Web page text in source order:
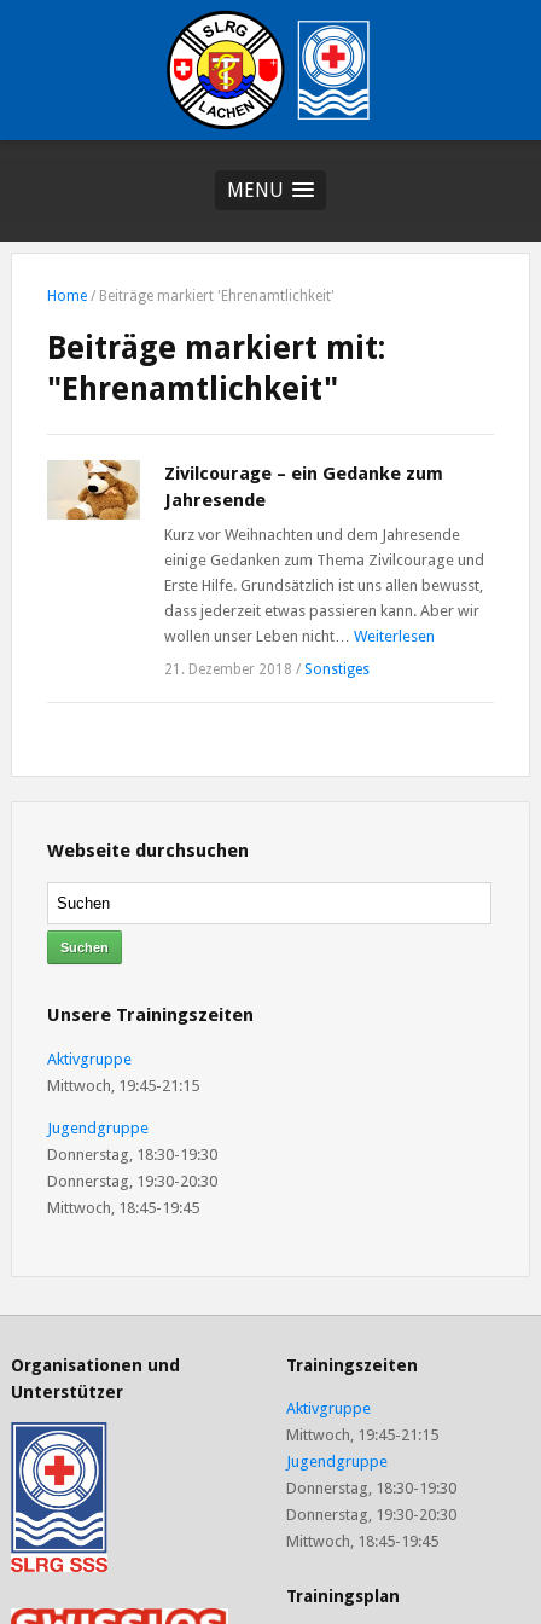
MENU
Home / Beiträge markiert 'Ehrenamtlichkeit'
Beiträge markiert mit:
"Ehrenamtlichkeit"
Zivilcourage – ein Gedanke zum
Jahresende
Kurz vor Weihnachten und dem Jahresende
einige Gedanken zum Thema Zivilcourage und
Erste Hilfe. Grundsätzlich ist uns allen bewusst,
dass jederzeit etwas passieren kann. Aber wir
wollen unser Leben nicht…Weiterlesen
21. Dezember 2018 /Sonstiges
Webseite durchsuchen
Unsere Trainingszeiten
Aktivgruppe
Mittwoch, 19:45-21:15
Jugendgruppe
Donnerstag, 18:30-19:30
Donnerstag, 19:30-20:30
Mittwoch, 18:45-19:45
Organisationen und
Unterstützer
Trainingszeiten
Aktivgruppe
Mittwoch, 19:45-21:15
Jugendgruppe
Donnerstag, 18:30-19:30
Donnerstag, 19:30-20:30
Mittwoch, 18:45-19:45
Trainingsplan